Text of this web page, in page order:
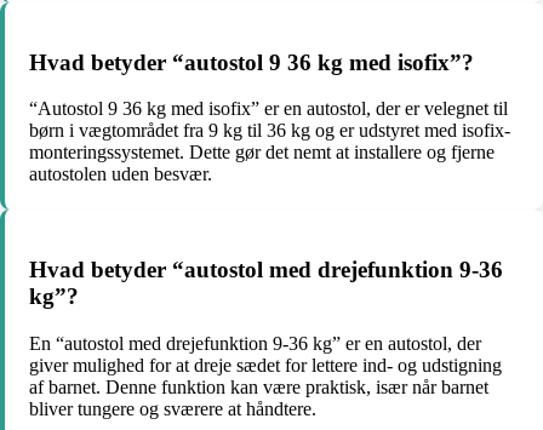
Hvad betyder “autostol 9 36 kg med isofix”?
“Autostol 9 36 kg med isofix” er en autostol, der er velegnet til
børn i vægtområdet fra 9 kg til 36 kg og er udstyret med isofix-
monteringssystemet. Dette gør det nemt at installere og fjerne
autostolen uden besvær.
Hvad betyder “autostol med drejefunktion 9-36
kg”?
En “autostol med drejefunktion 9-36 kg” er en autostol, der
giver mulighed for at dreje sædet for lettere ind- og udstigning
af barnet. Denne funktion kan være praktisk, især når barnet
bliver tungere og sværere at håndtere.